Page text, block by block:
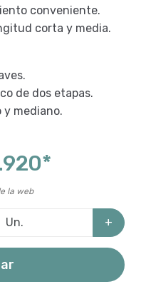
conveniente.
corta y media.
de dos etapas.
y mediano.
*
la web
Un. +